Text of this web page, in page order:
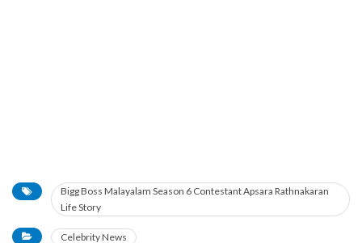
Bigg Boss Malayalam Season 6 Contestant Apsara Rathnakaran
Life Story
Celebrity News